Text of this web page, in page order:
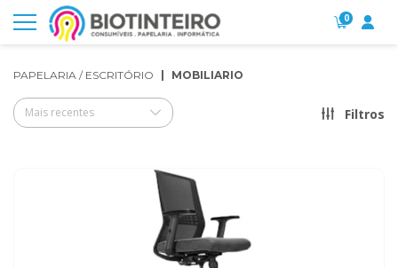
0
PAPELARIA / ESCRITÓRIO MOBILIARIO
Mais recentes Filtros